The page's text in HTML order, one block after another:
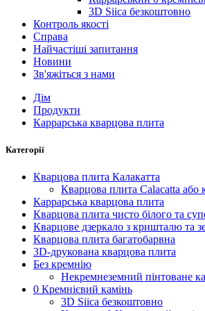
3D Siica безкоштовно
Контроль якості
Справа
Найчастіші запитання
Новини
Зв'яжіться з нами
Дім
Продукти
Каррарська кварцова плита
Категорії
Кварцова плита Калакатта
Кварцова плита Calacatta або
Каррарська кварцова плита
Кварцова плита чисто білого та
Кварцове дзеркало з кришталю та
Кварцова плита багатобарвна
3D-друкована кварцова плита
Без кремнію
Некремнеземний пінтоване
0 Кремнієвий камінь
3D Siica безкоштовно